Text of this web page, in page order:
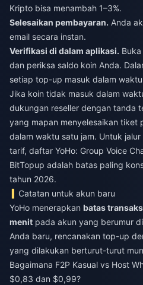
Kripto bisa menambah 1–3%.
Selesaikan pembayaran. Anda
email secara instan.
Verifikasi di dalam aplikasi.
dan periksa saldo koin Anda.
setiap top-up masuk dalam
Jika koin tidak masuk dalam
dukungan reseller dengan tanda
yang mapan menyelesaikan tiket
dalam waktu satu jam. Untuk
tarif, daftar YoHo: Group Voice
BitTopup adalah batas paling
tahun 2026.
Catatan untuk akun baru
YoHo menerapkan batas
menit pada akun yang berumur
Anda baru, rencanakan top-up
yang dilakukan berturut-turut
Bagaimana F2P Kasual vs Host
$0,83 dan $0,99?